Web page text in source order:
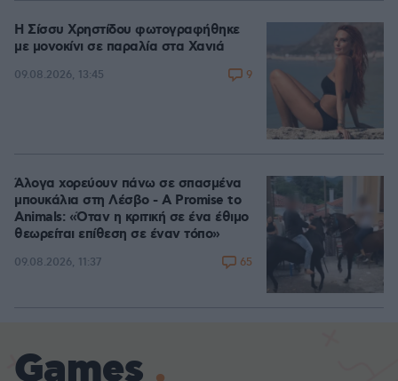
Η Σίσσυ Χρηστίδου φωτογραφήθηκε
με μονοκίνι σε παραλία στα Χανιά
09.08.2026, 13:45 9
Άλογα χορεύουν πάνω σε σπασμένα
μπουκάλια στη Λέσβο - A Promise to
Animals: «Όταν η κριτική σε ένα έθιμο
θεωρείται επίθεση σε έναν τόπο»
09.08.2026, 11:37 65